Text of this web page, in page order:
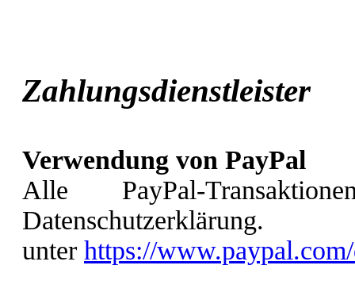
Verwendung von PayPal
Alle PayPal-
unter https://